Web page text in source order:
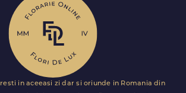
in aceeasi zi dar si oriunde in Romania din